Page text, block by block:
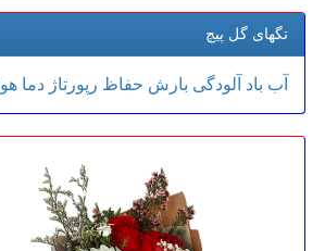
تگهای گل پیچ
آب باد آلودگی بارش حفاظ رپورتاژ دما هوا